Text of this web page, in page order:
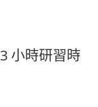
小時研習時